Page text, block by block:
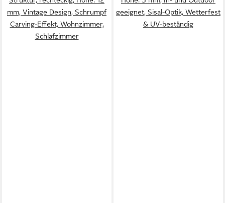
mm, Vintage Design, Schrumpf
Carving-Effekt, Wohnzimmer,
Schlafzimmer
geeignet, Sisal-Optik, Wetterfest
& UV-beständig